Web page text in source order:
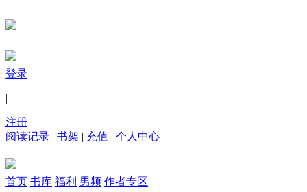
登录
|
注册
阅读记录 | 书架 | 充值 | 个人中心
首页 书库 福利 男频 作者专区